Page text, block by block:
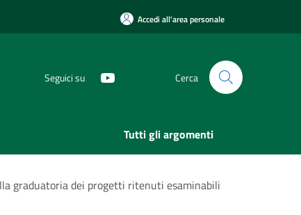
Accedi all'area personale
Seguici su Cerca
Tutti gli argomenti
graduatoria dei progetti ritenuti esaminabili